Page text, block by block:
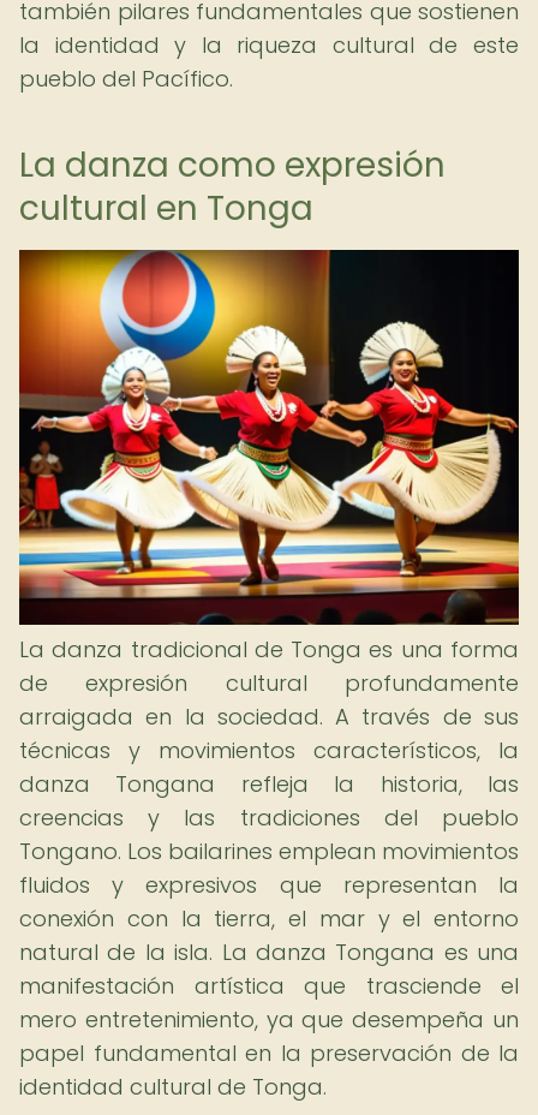
también pilares fundamentales que sostienen
la identidad y la riqueza cultural de este
pueblo del Pacífico.
La danza como expresión
cultural en Tonga
La danza tradicional de Tonga es una forma
de expresión cultural profundamente
arraigada en la sociedad. A través de sus
técnicas y movimientos característicos, la
danza Tongana refleja la historia, las
creencias y las tradiciones del pueblo
Tongano. Los bailarines emplean movimientos
fluidos y expresivos que representan la
conexión con la tierra, el mar y el entorno
natural de la isla. La danza Tongana es una
manifestación artística que trasciende el
mero entretenimiento, ya que desempeña un
papel fundamental en la preservación de la
identidad cultural de Tonga.